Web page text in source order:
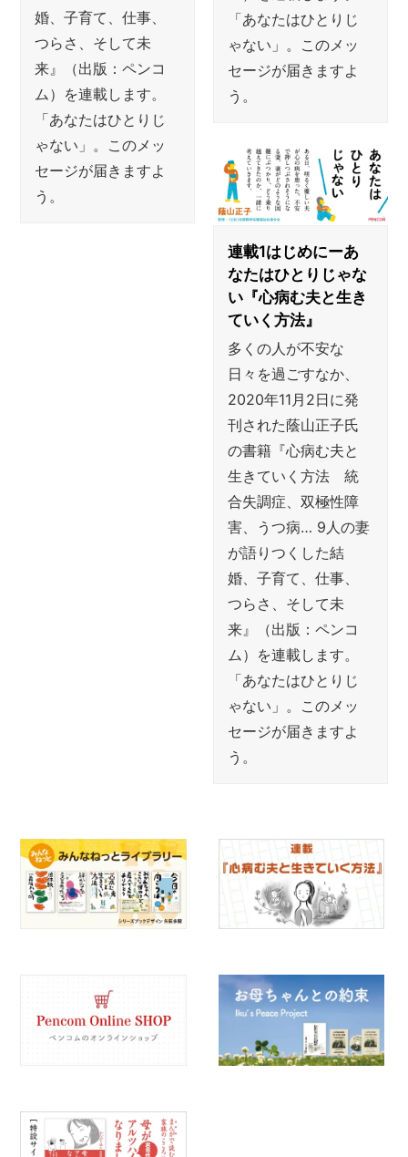
婚、子育て、仕事、
つらさ、そして未
来』（出版：ペンコ
ム）を連載します。
「あなたはひとりじ
ゃない」。このメッ
セージが届きますよ
う。
「あなたはひとりじ
ゃない」。このメッ
セージが届きますよ
う。
連載1はじめにーあ
なたはひとりじゃな
い『心病む夫と生き
ていく方法』
多くの人が不安な
日々を過ごすなか、
2020年11月2日に発
刊された蔭山正子氏
の書籍『心病む夫と
生きていく方法 統
合失調症、双極性障
害、うつ病… 9人の妻
が語りつくした結
婚、子育て、仕事、
つらさ、そして未
来』（出版：ペンコ
ム）を連載します。
「あなたはひとりじ
ゃない」。このメッ
セージが届きますよ
う。